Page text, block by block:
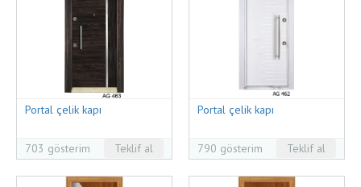
Portal çelik kapı
703 gösterim Teklif al
Portal çelik kapı
790 gösterim Teklif al